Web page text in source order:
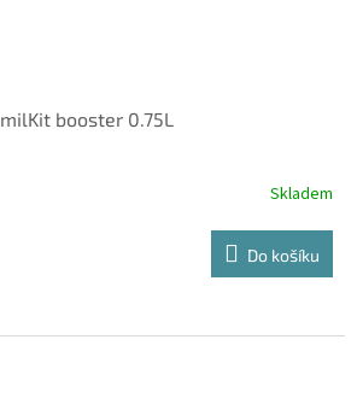
milKit booster 0.75L
Skladem
Do košíku